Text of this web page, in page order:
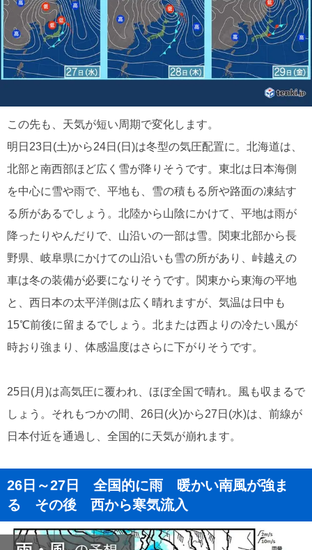
この先も、天気が短い周期で変化します。
明日23日(土)から24日(日)は冬型の気圧配置に。北海道は、
北部と南西部ほど広く雪が降りそうです。東北は日本海側
を中心に雪や雨で、平地も、雪の積もる所や路面の凍結す
る所があるでしょう。北陸から山陰にかけて、平地は雨が
降ったりやんだりで、山沿いの一部は雪。関東北部から長
野県、岐阜県にかけての山沿いも雪の所があり、峠越えの
車は冬の装備が必要になりそうです。関東から東海の平地
と、西日本の太平洋側は広く晴れますが、気温は日中も
15℃前後に留まるでしょう。北または西よりの冷たい風が
時おり強まり、体感温度はさらに下がりそうです。
25日(月)は高気圧に覆われ、ほぼ全国で晴れ。風も収まるで
しょう。それもつかの間、26日(火)から27日(水)は、前線が
日本付近を通過し、全国的に天気が崩れます。
26日～27日 全国的に雨 暖かい南風が強ま
る その後 西から寒気流入